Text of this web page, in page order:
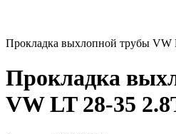
Прокладка выхлопной трубы VW
Прокладка
VW LT 28-35